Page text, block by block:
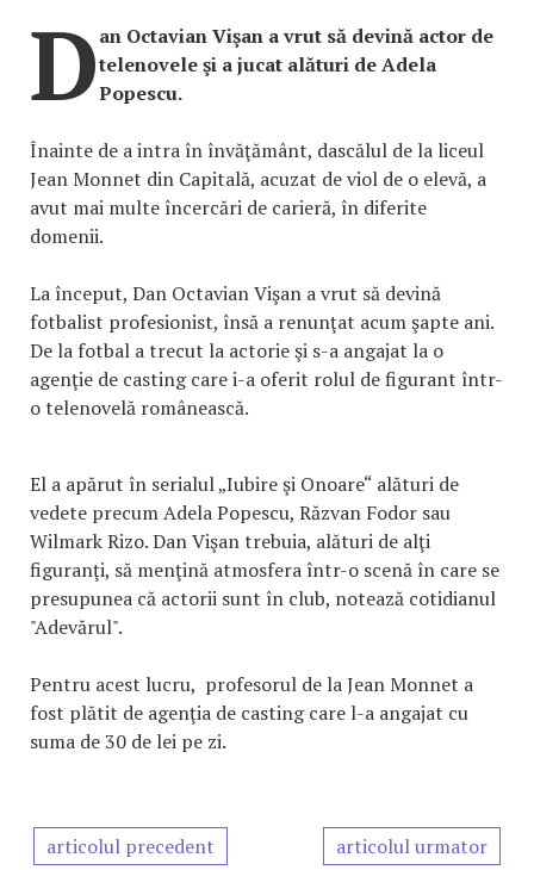
Dan Octavian Vişan a vrut să devină actor de
telenovele şi a jucat alături de Adela
Popescu.
Înainte de a intra în învăţământ, dascălul de la liceul
Jean Monnet din Capitală, acuzat de viol de o elevă, a
avut mai multe încercări de carieră, în diferite
domenii.
La început, Dan Octavian Vişan a vrut să devină
fotbalist profesionist, însă a renunţat acum şapte ani.
De la fotbal a trecut la actorie şi s-a angajat la o
agenţie de casting care i-a oferit rolul de figurant într-
o telenovelă românească.
El a apărut în serialul „Iubire şi Onoare“ alături de
vedete precum Adela Popescu, Răzvan Fodor sau
Wilmark Rizo. Dan Vişan trebuia, alături de alţi
figuranţi, să menţină atmosfera într-o scenă în care se
presupunea că actorii sunt în club, notează cotidianul
"Adevărul".
Pentru acest lucru, profesorul de la Jean Monnet a
fost plătit de agenţia de casting care l-a angajat cu
suma de 30 de lei pe zi.
articolul precedent articolul urmator